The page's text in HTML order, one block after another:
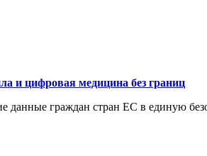
и цифровая медицина без границ
данные граждан стран ЕС в единую